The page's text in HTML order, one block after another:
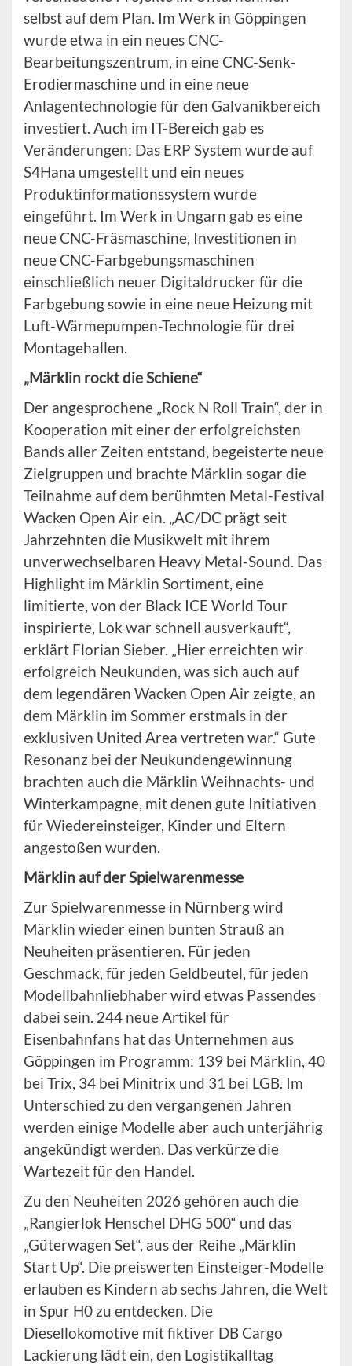
selbst auf dem Plan. Im Werk in Göppingen
wurde etwa in ein neues CNC-
Bearbeitungszentrum, in eine CNC-Senk-
Erodiermaschine und in eine neue
Anlagentechnologie für den Galvanikbereich
investiert. Auch im IT-Bereich gab es
Veränderungen: Das ERP System wurde auf
S4Hana umgestellt und ein neues
Produktinformationssystem wurde
eingeführt. Im Werk in Ungarn gab es eine
neue CNC-Fräsmaschine, Investitionen in
neue CNC-Farbgebungsmaschinen
einschließlich neuer Digitaldrucker für die
Farbgebung sowie in eine neue Heizung mit
Luft-Wärmepumpen-Technologie für drei
Montagehallen.
„Märklin rockt die Schiene“
Der angesprochene „Rock N Roll Train“, der in
Kooperation mit einer der erfolgreichsten
Bands aller Zeiten entstand, begeisterte neue
Zielgruppen und brachte Märklin sogar die
Teilnahme auf dem berühmten Metal-Festival
Wacken Open Air ein. „AC/DC prägt seit
Jahrzehnten die Musikwelt mit ihrem
unverwechselbaren Heavy Metal-Sound. Das
Highlight im Märklin Sortiment, eine
limitierte, von der Black ICE World Tour
inspirierte, Lok war schnell ausverkauft“,
erklärt Florian Sieber. „Hier erreichten wir
erfolgreich Neukunden, was sich auch auf
dem legendären Wacken Open Air zeigte, an
dem Märklin im Sommer erstmals in der
exklusiven United Area vertreten war.“ Gute
Resonanz bei der Neukundengewinnung
brachten auch die Märklin Weihnachts- und
Winterkampagne, mit denen gute Initiativen
für Wiedereinsteiger, Kinder und Eltern
angestoßen wurden.
Märklin auf der Spielwarenmesse
Zur Spielwarenmesse in Nürnberg wird
Märklin wieder einen bunten Strauß an
Neuheiten präsentieren. Für jeden
Geschmack, für jeden Geldbeutel, für jeden
Modellbahnliebhaber wird etwas Passendes
dabei sein. 244 neue Artikel für
Eisenbahnfans hat das Unternehmen aus
Göppingen im Programm: 139 bei Märklin, 40
bei Trix, 34 bei Minitrix und 31 bei LGB. Im
Unterschied zu den vergangenen Jahren
werden einige Modelle aber auch unterjährig
angekündigt werden. Das verkürze die
Wartezeit für den Handel.
Zu den Neuheiten 2026 gehören auch die
„Rangierlok Henschel DHG 500“ und das
„Güterwagen Set“, aus der Reihe „Märklin
Start Up“. Die preiswerten Einsteiger-Modelle
erlauben es Kindern ab sechs Jahren, die Welt
in Spur H0 zu entdecken. Die
Diesellokomotive mit fiktiver DB Cargo
Lackierung lädt ein, den Logistikalltag